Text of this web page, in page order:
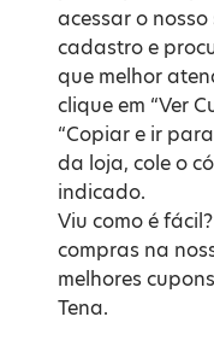
acessar o
cadastro e
que melhor
clique em “Ver
“Copiar e ir
da loja, cole o
indicado.
Viu como é
compras na
melhores
Tena.